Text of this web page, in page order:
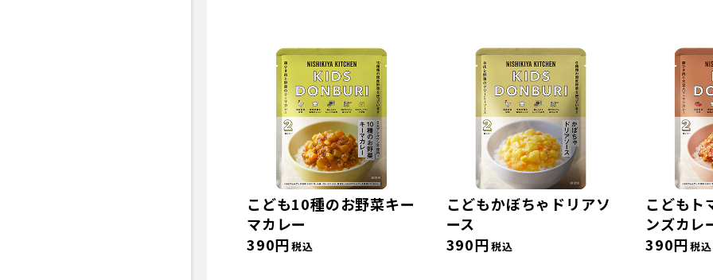
こども10種のお野菜キー
マカレー
390円税込
こどもかぼちゃドリアソ
ース
390円税込
こどもト
ンズカレ
390円税込